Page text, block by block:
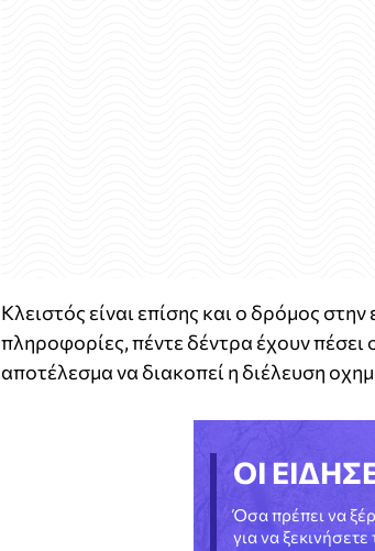
Κλειστός είναι επίσης και ο δρόμος
πληροφορίες, πέντε δέντρα έχουν
αποτέλεσμα να διακοπεί η διέλευση
ΟΙ
Όσα πρέπει να
για να